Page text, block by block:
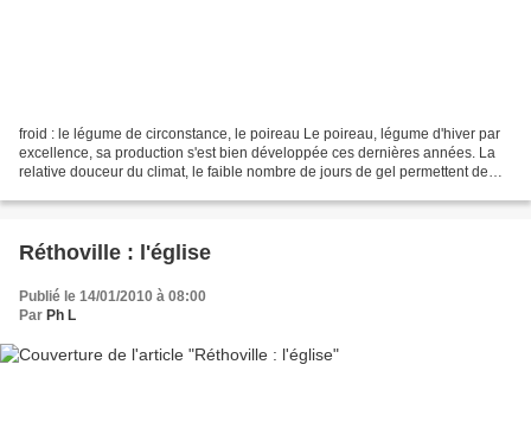
froid : le légume de circonstance, le poireau Le poireau, légume d'hiver par
excellence, sa production s'est bien développée ces dernières années. La
relative douceur du climat, le faible nombre de jours de gel permettent de
Réthoville : l'église
Publié le 14/01/2010 à 08:00
Par Ph L